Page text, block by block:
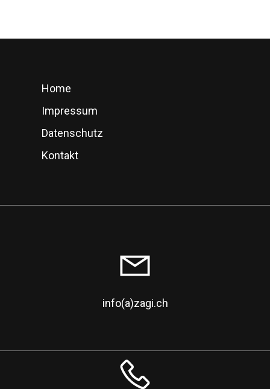
Home
Impressum
Datenschutz
Kontakt
info(a)zagi.ch